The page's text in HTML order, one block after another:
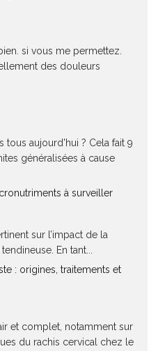
si vous me permettez.
des douleurs
tous aujourd'hui ? Cela fait 9
généralisées à cause
à surveiller
sur l’impact de la
En tant...
: origines, traitements et
et complet, notamment sur
du rachis cervical chez le